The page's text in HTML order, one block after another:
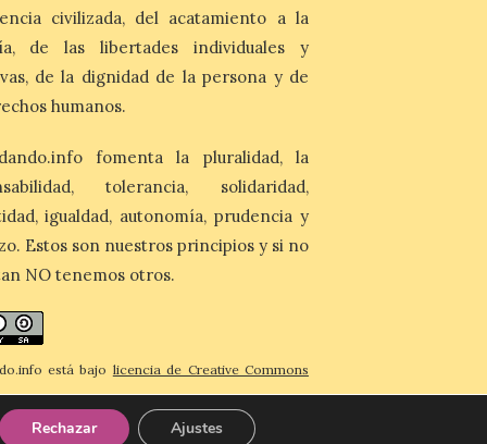
Asturias lidera el impacto
mayor aumento en
reservas, precios y
antelación de compra. El
auge de la demanda redefine la
Madrid, 7 agosto de […]
civilizada, del acatamiento a la
de las libertades individuales y
de la dignidad de la persona y de
humanos.
fomenta la pluralidad, la
tolerancia, solidaridad,
igualdad, autonomía, prudencia y
Estos son nuestros principios y si no
NO tenemos otros.
está bajo licencia de Creative Commons
CompartirIgual 4.0 Internacional.
Rechazar Ajustes